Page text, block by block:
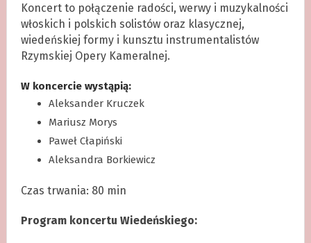
Koncert to połączenie radości, werwy i muzykalności
włoskich i polskich solistów oraz klasycznej,
wiedeńskiej formy i kunsztu instrumentalistów
Rzymskiej Opery Kameralnej.
W koncercie wystąpią:
Aleksander Kruczek
Mariusz Morys
Paweł Cłapiński
Aleksandra Borkiewicz
Czas trwania: 80 min
Program koncertu Wiedeńskiego: